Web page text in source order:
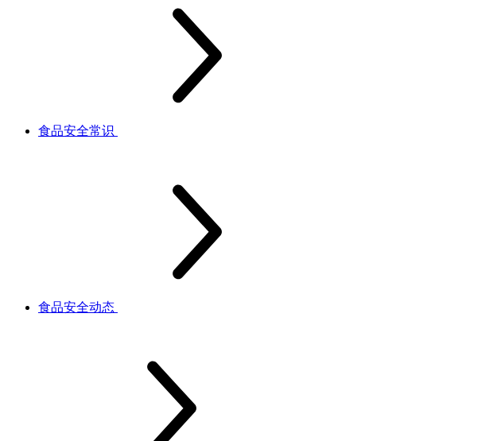
食品安全常识
食品安全动态